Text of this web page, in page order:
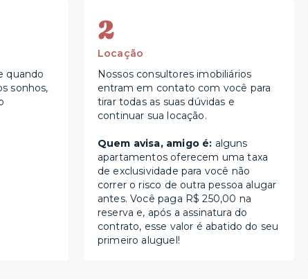
quando
sonhos,
2
Locação
Nossos consultores imobiliários
entram em contato com você para
tirar todas as suas dúvidas e
continuar sua locação.
Quem avisa, amigo é: alguns
apartamentos oferecem uma taxa
de exclusividade para você não
correr o risco de outra pessoa alugar
antes. Você paga R$ 250,00 na
reserva e, após a assinatura do
contrato, esse valor é abatido do seu
primeiro aluguel!